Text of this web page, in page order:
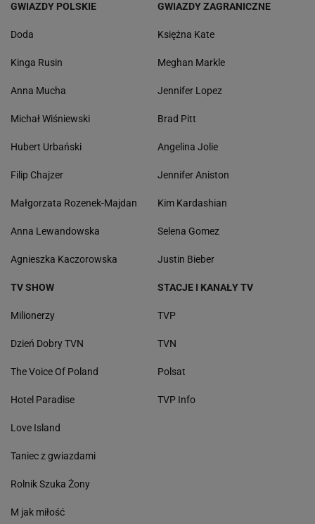
GWIAZDY POLSKIE
Doda
Kinga Rusin
Anna Mucha
Michał Wiśniewski
Hubert Urbański
Filip Chajzer
Małgorzata Rozenek-Majdan
Anna Lewandowska
Agnieszka Kaczorowska
GWIAZDY ZAGRANICZNE
Księżna Kate
Meghan Markle
Jennifer Lopez
Brad Pitt
Angelina Jolie
Jennifer Aniston
Kim Kardashian
Selena Gomez
Justin Bieber
TV SHOW
Milionerzy
Dzień Dobry TVN
The Voice Of Poland
Hotel Paradise
Love Island
Taniec z gwiazdami
Rolnik Szuka Żony
M jak miłość
STACJE I KANAŁY TV
TVP
TVN
Polsat
TVP Info